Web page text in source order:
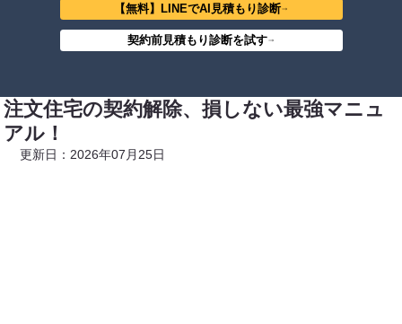
【無料】LINEでAI見積もり診断
契約前見積もり診断を試す
注文住宅の契約解除、損しない最強マニュ
アル！
更新日：2026年07月25日